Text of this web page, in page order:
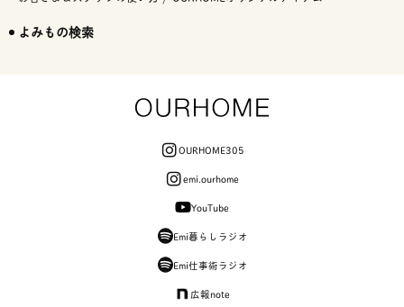
よみもの検索
OURHOME305
emi.ourhome
YouTube
Emi暮らしラジオ
Emi仕事術ラジオ
広報note